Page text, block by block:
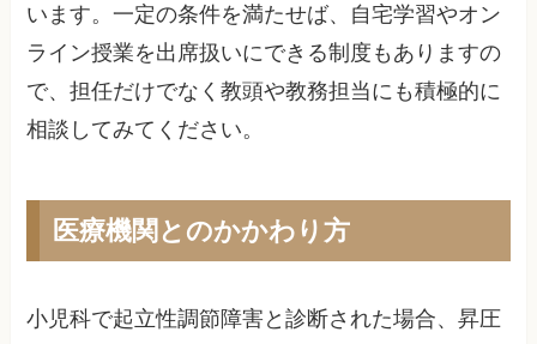
います。一定の条件を満たせば、自宅学習やオン
ライン授業を出席扱いにできる制度もありますの
で、担任だけでなく教頭や教務担当にも積極的に
相談してみてください。
医療機関とのかかわり方
小児科で起立性調節障害と診断された場合、昇圧